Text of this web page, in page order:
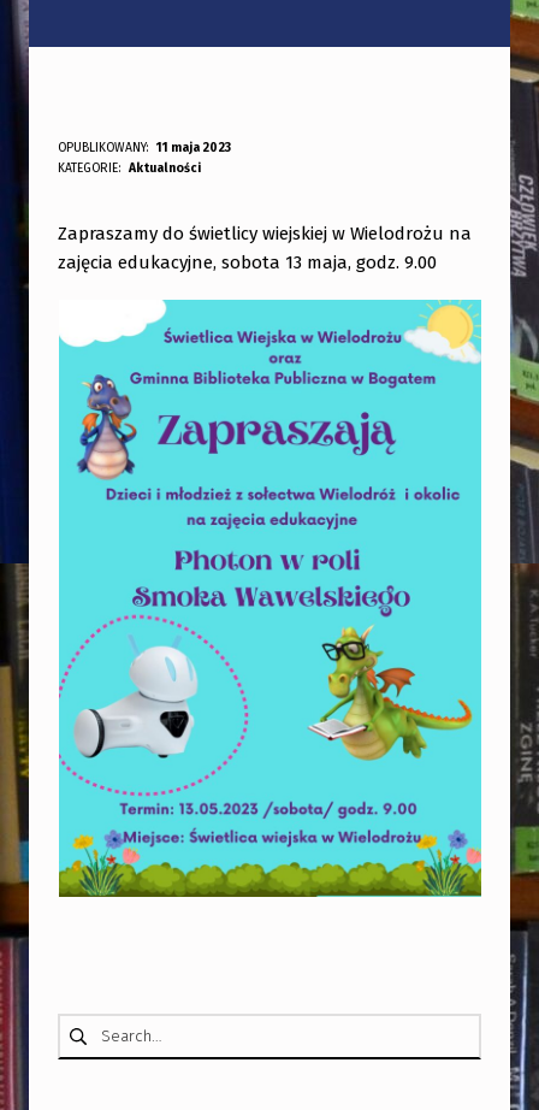
OPUBLIKOWANY: 11 maja 2023
DODANY PRZEZ:
KATEGORIE: Aktualności
Zapraszamy do świetlicy wiejskiej w Wielodrożu na
zajęcia edukacyjne, sobota 13 maja, godz. 9.00
Szukaj: